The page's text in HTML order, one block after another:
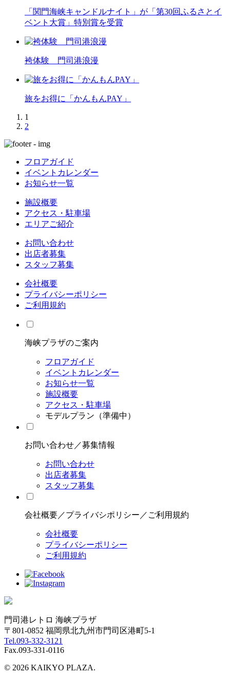
「関門海峡キャンドルナイト」が「第30回ふるさとイ
ベント大賞」特別賞を受賞
袴体験 門司港浪漫
旅をお得に「かんもんPAY」
1
2
フロアガイド
イベントカレンダー
お知らせ一覧
施設概要
アクセス・駐車場
エリアご紹介
お問い合わせ
出店者募集
スタッフ募集
会社概要
プライバシーポリシー
ご利用規約
海峡プラザのご案内
フロアガイド
イベントカレンダー
お知らせ一覧
施設概要
アクセス・駐車場
モデルプラン（準備中）
お問い合わせ／募集情報
お問い合わせ
出店者募集
スタッフ募集
会社概要／プライバシポリシー／ご利用規約
会社概要
プライバシーポリシー
ご利用規約
門司港レトロ 海峡プラザ
〒801-0852 福岡県北九州市門司区港町5-1
Tel.093-332-3121
Fax.093-331-0116
© 2026 KAIKYO PLAZA.